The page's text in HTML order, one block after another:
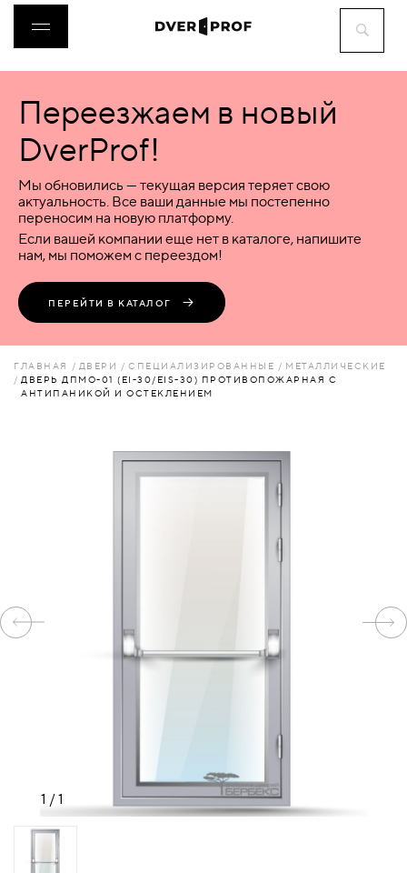
ДВЕРИ
ФУРНИТУРА
ВОРОТА
ПЕРЕГОРОДКИ
АКСЕССУАРЫ
КОМПЛЕКТУЮЩИЕ
ИНТЕРЕСНЫЕ
СТАТЬИ
СВЯЗАТЬСЯ
Переезжаем в новый
DverProf!
Мы обновились — текущая версия теряет свою
актуальность. Все ваши данные мы постепенно
переносим на новую платформу.
Если вашей компании еще нет в каталоге, напишите
нам, мы поможем с переездом!
ПЕРЕЙТИ В КАТАЛОГ
ГЛАВНАЯ ДВЕРИ СПЕЦИАЛИЗИРОВАННЫЕ
МЕТАЛЛИЧЕСКИЕ
ДВЕРЬ ДПМО-01 (EI-30/EIS-30) ПРОТИВОПОЖАРНАЯ С
АНТИПАНИКОЙ И ОСТЕКЛЕНИЕМ
1 /1